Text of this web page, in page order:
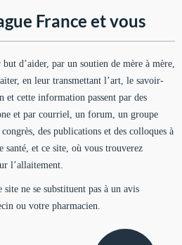
France et vous
d’aider, par un soutien de mère à mère,
en leur transmettant l’art, le savoir-
et cette information passent par des
et par courriel, un forum, un groupe
des publications et des colloques à
santé, et ce site, où vous trouverez
l’allaitement.
ne se substituent pas à un avis
ou votre pharmacien.